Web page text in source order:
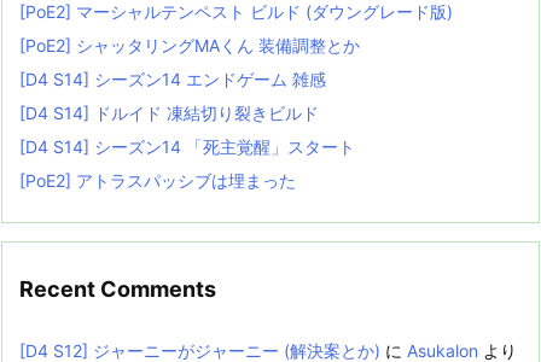
[PoE2] マーシャルテンペスト ビルド (ダウングレード版)
[PoE2] シャッタリングMAくん 装備調整とか
[D4 S14] シーズン14 エンドゲーム 雑感
[D4 S14] ドルイド 凍結切り裂きビルド
[D4 S14] シーズン14 「死主覚醒」スタート
[PoE2] アトラスパッシブは埋まった
Recent Comments
[D4 S12] ジャーニーがジャーニー (解決案とか) に Asukalon より